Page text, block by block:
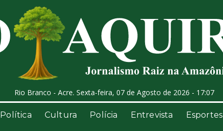
Rio Branco - Acre. Sexta-feira, 07 de Agosto de 2026 - 17:07
Política Cultura Polícia Entrevista Esportes